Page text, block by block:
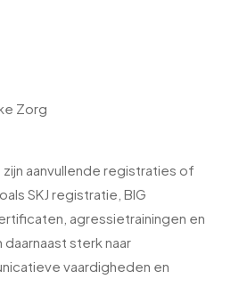
Zorg
aanvullende registraties of
SKJ registratie, BIG
agressietrainingen en
sterk naar
vaardigheden en